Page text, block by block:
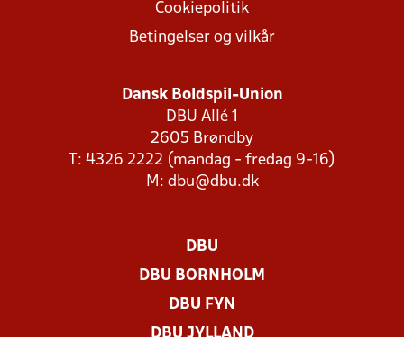
Cookiepolitik
Betingelser og vilkår
Dansk Boldspil-Union
DBU Allé 1
2605 Brøndby
T: 4326 2222 (mandag - fredag 9-16)
M: dbu@dbu.dk
DBU
DBU BORNHOLM
DBU FYN